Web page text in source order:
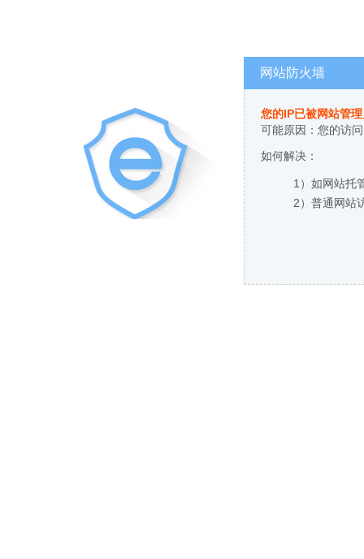
网站防火墙
您的IP已被网站管
可能原因：您的访
如何解决：
1）如网站托
2）普通网站